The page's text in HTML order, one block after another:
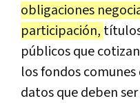
obligaciones
participación,
públicos que
los fondos
datos que deben